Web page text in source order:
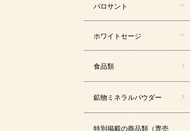
パロサント
ホワイトセージ
食品類
鉱物ミネラルパウダー
特別掲載の商品類（専売